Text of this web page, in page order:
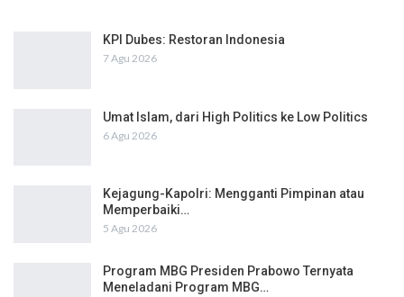
KPI Dubes: Restoran Indonesia
7 Agu 2026
Umat Islam, dari High Politics ke Low Politics
6 Agu 2026
Kejagung-Kapolri: Mengganti Pimpinan atau
Memperbaiki…
5 Agu 2026
Program MBG Presiden Prabowo Ternyata
Meneladani Program MBG…